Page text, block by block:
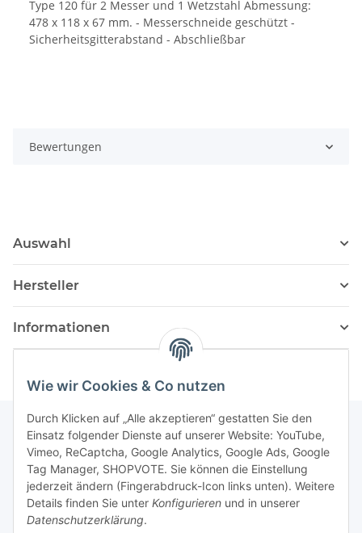
Wie wir Cookies & Co nutzen
Durch Klicken auf „Alle akzeptieren“ gestatten Sie den
Einsatz folgender Dienste auf unserer Website: YouTube,
Vimeo, ReCaptcha, Google Analytics, Google Ads, Google
Tag Manager, SHOPVOTE. Sie können die Einstellung
jederzeit ändern (Fingerabdruck-Icon links unten). Weitere
Details finden Sie unter Konfigurieren und in unserer
Datenschutzerklärung.
Type 120 für 2 Messer und 1 Wetzstahl Abmessung:
478 x 118 x 67 mm. - Messerschneide geschützt -
Sicherheitsgitterabstand - Abschließbar
Bewertungen
Auswahl
Hersteller
Informationen
Newsletter Abonnieren
Bitte senden Sie mir entsprechend Ihrer
Datenschutzerklärung
regelmäßig und jederzeit widerruflich